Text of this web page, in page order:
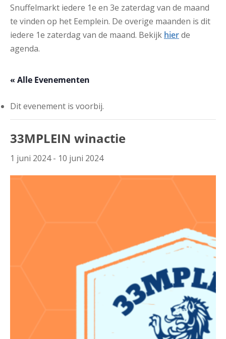
Snuffelmarkt iedere 1e en 3e zaterdag van de maand
te vinden op het Eemplein. De overige maanden is dit
iedere 1e zaterdag van de maand. Bekijk hierde
agenda.
« Alle Evenementen
Dit evenement is voorbij.
33MPLEIN winactie
1 juni 2024- 10 juni 2024